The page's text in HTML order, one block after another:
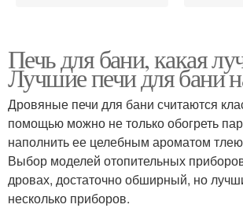
Газовые котлы
Печь для бани, какая
Лучшие печи для бани
Дровяные печи для бани считаются
помощью можно не только обогреть
наполнить ее целебным ароматом
Выбор моделей отопительных
дровах, достаточно обширный, но
несколько приборов.